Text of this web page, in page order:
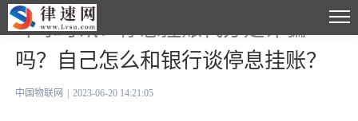
环球时讯：停息挂账代办是诈骗
吗？自己怎么和银行谈停息挂账？
中国物联网 2023-06-20 14:21:05